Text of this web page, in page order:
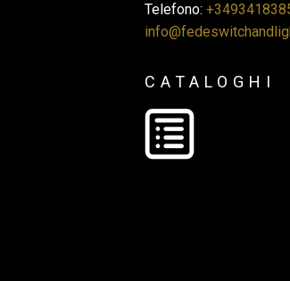
Telefono:
CATALOGHI